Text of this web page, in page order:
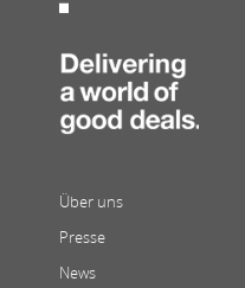
Über uns
Presse
News